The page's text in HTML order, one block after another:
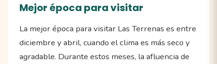
Mejor época para visitar
La mejor época para visitar Las Terrenas es entre
diciembre y abril, cuando el clima es más seco y
agradable. Durante estos meses, la afluencia de